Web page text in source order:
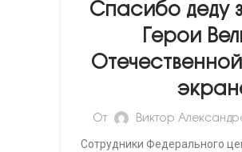
Спасибо деду
Герои
От Виктор
Сотрудники Федерального